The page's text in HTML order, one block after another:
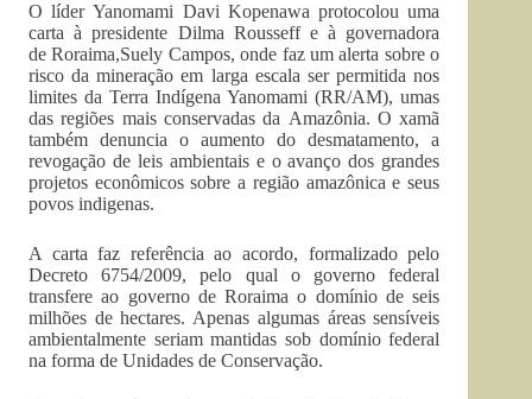
O líder Yanomami Davi Kopenawa protocolou uma
carta à presidente Dilma Rousseff e à governadora
de Roraima,Suely Campos, onde faz um alerta sobre o
risco da mineração em larga escala ser permitida nos
limites da Terra Indígena Yanomami (RR/AM), umas
das regiões mais conservadas da Amazônia. O xamã
também denuncia o aumento do desmatamento, a
revogação de leis ambientais e o avanço dos grandes
projetos econômicos sobre a região amazônica e seus
povos indigenas.
A carta faz referência ao acordo, formalizado pelo
Decreto 6754/2009, pelo qual o governo federal
transfere ao governo de Roraima o domínio de seis
milhões de hectares. Apenas algumas áreas sensíveis
ambientalmente seriam mantidas sob domínio federal
na forma de Unidades de Conservação.